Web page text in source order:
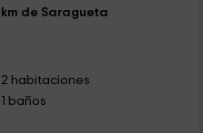
de Saragueta
2 habitaciones
1 baños